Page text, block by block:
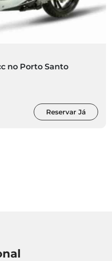
no Porto Santo
Reservar Já